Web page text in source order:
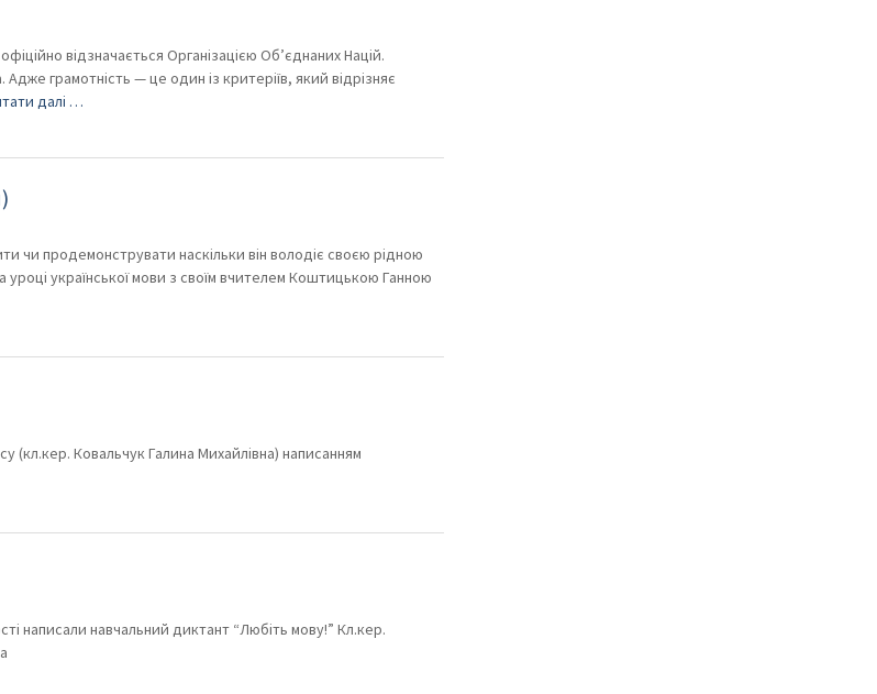
відзначається Організацією Об’єднаних Націй.
грамотність — це один із критеріїв, який відрізняє
далі …
чи продемонструвати наскільки він володіє своєю рідною
уроці української мови з своїм вчителем Коштицькою Ганною
(кл.кер. Ковальчук Галина Михайлівна) написанням
написали навчальний диктант “Любіть мову!” Кл.кер.